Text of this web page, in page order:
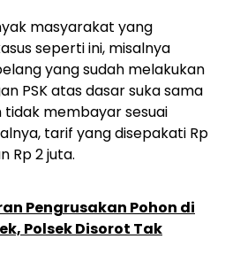
masyarakat yang
seperti ini, misalnya
yang sudah melakukan
PSK atas dasar suka sama
tidak membayar sesuai
tarif yang disepakati Rp
Rp 2 juta.
Pengrusakan Pohon di
Polsek Disorot Tak